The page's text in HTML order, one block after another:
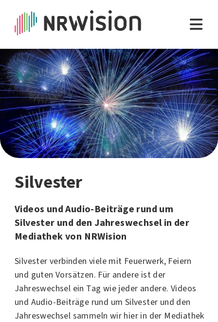
Silvester
Videos und Audio-Beiträge rund um
Silvester und den Jahreswechsel in der
Mediathek von NRWision
Silvester verbinden viele mit Feuerwerk, Feiern
und guten Vorsätzen. Für andere ist der
Jahreswechsel ein Tag wie jeder andere. Videos
und Audio-Beiträge rund um Silvester und den
Jahreswechsel sammeln wir hier in der Mediathek